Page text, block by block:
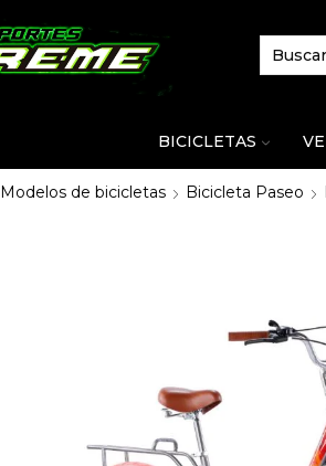
BICICLETAS
Modelos de bicicletas Bicicleta Paseo